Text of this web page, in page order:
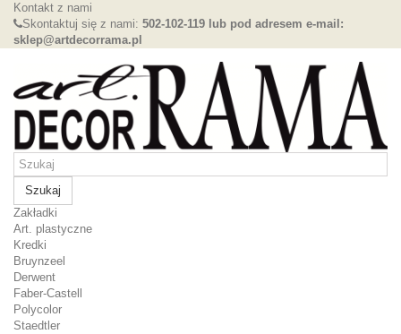
Kontakt z nami
Skontaktuj się z nami: 502-102-119 lub pod adresem e-mail:
sklep@artdecorrama.pl
Szukaj
Zakładki
Art. plastyczne
Kredki
Bruynzeel
Derwent
Faber-Castell
Polycolor
Staedtler